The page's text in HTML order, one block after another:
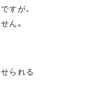
すが、
ん。
られる